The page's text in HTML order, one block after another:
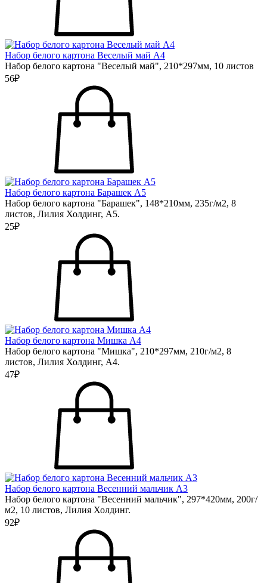
Набор белого картона Веселый май А4
Набор белого картона "Веселый май", 210*297мм, 10 листов
56₽
Набор белого картона Барашек А5
Набор белого картона "Барашек", 148*210мм, 235г/м2, 8
листов, Лилия Холдинг, А5.
25₽
Набор белого картона Мишка А4
Набор белого картона "Мишка", 210*297мм, 210г/м2, 8
листов, Лилия Холдинг, А4.
47₽
Набор белого картона Весенний мальчик А3
Набор белого картона "Весенний мальчик", 297*420мм, 200г/
м2, 10 листов, Лилия Холдинг.
92₽